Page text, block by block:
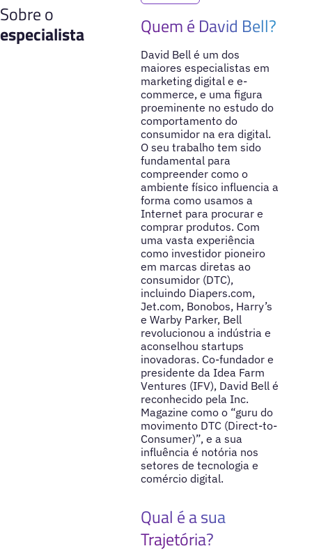
Sobre o
especialista
Quem é David Bell?
David Bell é um dos
maiores especialistas em
marketing digital e e-
commerce, e uma figura
proeminente no estudo do
comportamento do
consumidor na era digital.
O seu trabalho tem sido
fundamental para
compreender como o
ambiente físico influencia a
forma como usamos a
Internet para procurar e
comprar produtos. Com
uma vasta experiência
como investidor pioneiro
em marcas diretas ao
consumidor (DTC),
incluindo Diapers.com,
Jet.com, Bonobos, Harry’s
e Warby Parker, Bell
revolucionou a indústria e
aconselhou startups
inovadoras. Co-fundador e
presidente da Idea Farm
Ventures (IFV), David Bell é
reconhecido pela Inc.
Magazine como o “guru do
movimento DTC (Direct-to-
Consumer)”, e a sua
influência é notória nos
setores de tecnologia e
comércio digital.
Qual é a sua
Trajetória?